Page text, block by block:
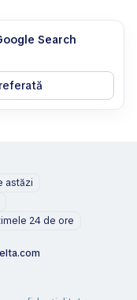
Search
astăzi
24 de ore